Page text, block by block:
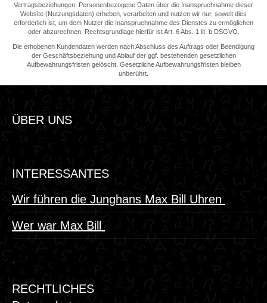
Vertragsbeziehungen. Personenbezogene Daten über die Inanspruchnahme dieser
Website (Nutzungsdaten) erheben, verarbeiten und nutzen wir nur, soweit dies
erforderlich ist, um dem Nutzer die Inanspruchnahme des Dienstes zu ermöglichen
oder abzurechnen. Rechtsgrundlage hierfür ist Art. 6 Abs. 1 lit. b DSGVO.
Die erhobenen Kundendaten werden nach Abschluss des Auftrags oder Beendigung
der Geschäftsbeziehung und Ablauf der ggf. bestehenden gesetzlichen
Aufbewahrungsfristen gelöscht. Gesetzliche Aufbewahrungsfristen bleiben
unberührt.
ÜBER UNS
INTERESSANTES
Wir führen die Junghans Max Bill Uhren
Wer war Max Bill
.
RECHTLICHES